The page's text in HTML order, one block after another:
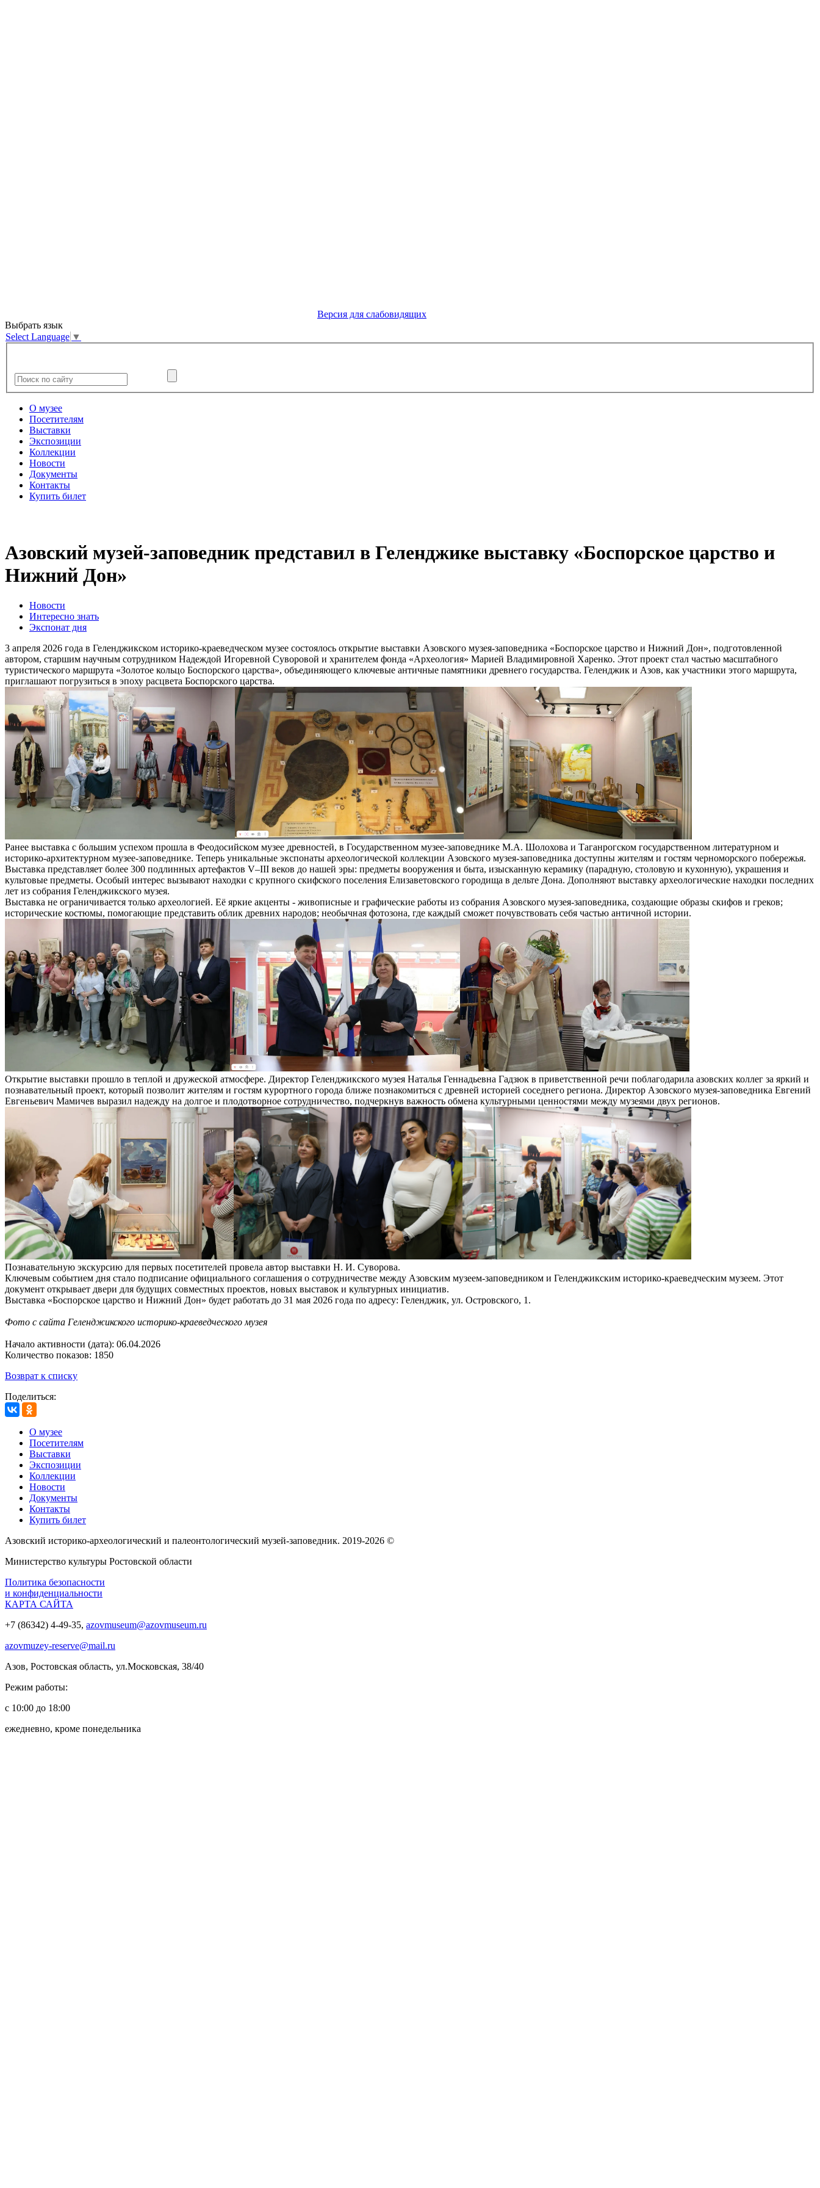
Версия для слабовидящих
Выбрать язык
Select Language ▼
О музее
Посетителям
Выставки
Экспозиции
Коллекции
Новости
Документы
Контакты
Купить билет
Азовский музей-заповедник представил в Геленджике выставку «Боспорское царство и
Нижний Дон»
Новости
Интересно знать
Экспонат дня
3 апреля 2026 года в Геленджикском историко-краеведческом музее состоялось открытие выставки Азовского музея-заповедника «Боспорское царство и Нижний Дон», подготовленной
автором, старшим научным сотрудником Надеждой Игоревной Суворовой и хранителем фонда «Археология» Марией Владимировной Харенко. Этот проект стал частью масштабного
туристического маршрута «Золотое кольцо Боспорского царства», объединяющего ключевые античные памятники древнего государства. Геленджик и Азов, как участники этого маршрута,
приглашают погрузиться в эпоху расцвета Боспорского царства.
Ранее выставка с большим успехом прошла в Феодосийском музее древностей, в Государственном музее-заповеднике М.А. Шолохова и Таганрогском государственном литературном и
историко-архитектурном музее-заповеднике. Теперь уникальные экспонаты археологической коллекции Азовского музея-заповедника доступны жителям и гостям черноморского побережья.
Выставка представляет более 300 подлинных артефактов V–III веков до нашей эры: предметы вооружения и быта, изысканную керамику (парадную, столовую и кухонную), украшения и
культовые предметы. Особый интерес вызывают находки с крупного скифского поселения Елизаветовского городища в дельте Дона. Дополняют выставку археологические находки последних
лет из собрания Геленджикского музея.
Выставка не ограничивается только археологией. Её яркие акценты - живописные и графические работы из собрания Азовского музея-заповедника, создающие образы скифов и греков;
исторические костюмы, помогающие представить облик древних народов; необычная фотозона, где каждый сможет почувствовать себя частью античной истории.
Открытие выставки прошло в теплой и дружеской атмосфере. Директор Геленджикского музея Наталья Геннадьевна Гадзюк в приветственной речи поблагодарила азовских коллег за яркий и
познавательный проект, который позволит жителям и гостям курортного города ближе познакомиться с древней историей соседнего региона. Директор Азовского музея-заповедника Евгений
Евгеньевич Мамичев выразил надежду на долгое и плодотворное сотрудничество, подчеркнув важность обмена культурными ценностями между музеями двух регионов.
Познавательную экскурсию для первых посетителей провела автор выставки Н. И. Суворова.
Ключевым событием дня стало подписание официального соглашения о сотрудничестве между Азовским музеем-заповедником и Геленджикским историко-краеведческим музеем. Этот
документ открывает двери для будущих совместных проектов, новых выставок и культурных инициатив.
Выставка «Боспорское царство и Нижний Дон» будет работать до 31 мая 2026 года по адресу: Геленджик, ул. Островского, 1.
Фото с сайта Геленджикского историко-краеведческого музея
Начало активности (дата): 06.04.2026
Количество показов: 1850
Возврат к списку
Поделиться:
О музее
Посетителям
Выставки
Экспозиции
Коллекции
Новости
Документы
Контакты
Купить билет
Азовский историко‑археологический и палеонтологический музей‑заповедник. 2019-2026 ©
Министерство культуры Ростовской области
Политика безопасности
и конфиденциальности
КАРТА САЙТА
+7 (86342) 4-49-35, azovmuseum@azovmuseum.ru
azovmuzey-reserve@mail.ru
Азов, Ростовская область, ул.Московская, 38/40
Режим работы:
с 10:00 до 18:00
ежедневно, кроме понедельника